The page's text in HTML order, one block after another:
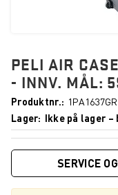
PELI AIR
- INNV. MÅL:
Produktnr.
Lager
Ikke på lager
SERVICE